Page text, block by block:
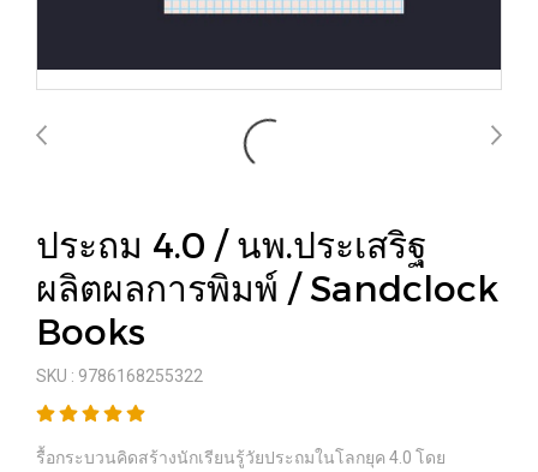
ประถม 4.0 / นพ.ประเสริฐ
ผลิตผลการพิมพ์ / Sandclock
Books
SKU : 9786168255322
รื้อกระบวนคิดสร้างนักเรียนรู้วัยประถมในโลกยุค 4.0 โดย